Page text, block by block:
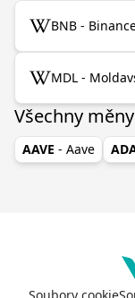
BNB -
MDL -
Všechny měny
AAVE - Aave